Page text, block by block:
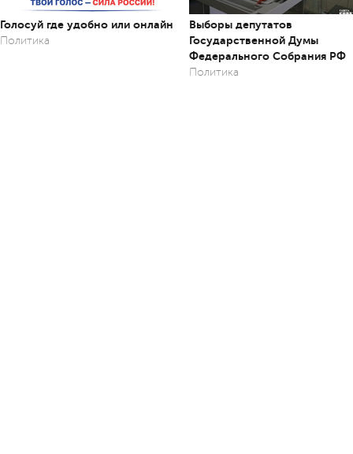
Голосуй где удобно или онлайн
Политика
Выборы депутатов
Государственной Думы
Федерального Собрания РФ
Политика